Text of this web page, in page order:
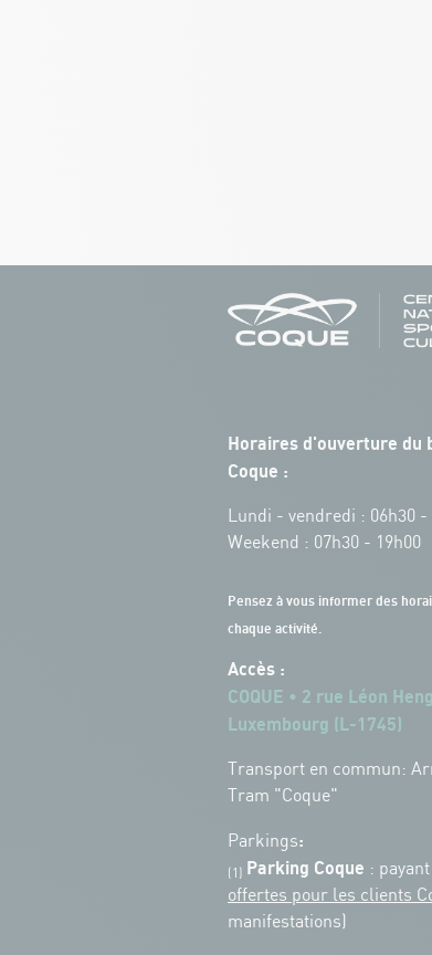
Horaires d'ouverture du
Coque :
Lundi - vendredi : 06h30 -
Weekend : 07h30 - 19h00
Pensez à vous informer des
chaque activité.
Accès :
COQUE • 2 rue Léon
Luxembourg (L-1745)
Transport en commun:
Tram "Coque"
Parkings:
(1) Parking Coque :
offertes pour les clients
manifestations)